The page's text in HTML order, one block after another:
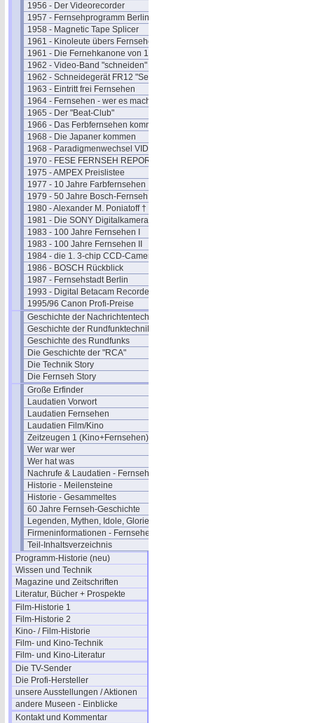
1956 - Der Videorecorder
1957 - Fernsehprogramm Berlin
1958 - Magnetic Tape Splicer
1961 - Kinoleute übers Fernsehen
1961 - Die Fernehkanone von 1936
1962 - Video-Band "schneiden"
1962 - Schneidegerät FR12 "Senior"
1963 - Eintritt frei Fernsehen
1964 - Fernsehen - wer es macht
1965 - Der "Beat-Club"
1966 - Das Ferbfernsehen kommt
1968 - Die Japaner kommen
1968 - Paradigmenwechsel VIDEO
1970 - FESE FERNSEH REPORT
1975 - AMPEX Preislistee
1977 - 10 Jahre Farbfernsehen
1979 - 50 Jahre Bosch-Fernseh
1980 - Alexander M. Poniatoff †
1981 - Die SONY Digitalkamera
1983 - 100 Jahre Fernsehen I
1983 - 100 Jahre Fernsehen II
1984 - die 1. 3-chip CCD-Camera
1986 - BOSCH Rückblick
1987 - Fernsehstadt Berlin
1993 - Digital Betacam Recorder
1995/96 Canon Profi-Preise
Geschichte der Nachrichtentechnik
Geschichte der Rundfunktechnik
Geschichte des Rundfunks
Die Geschichte der "RCA"
Die Technik Story
Die Fernseh Story
Große Erfinder
Laudatien Vorwort
Laudatien Fernsehen
Laudatien Film/Kino
Zeitzeugen 1 (Kino+Fernsehen)
Wer war wer
Wer hat was
Nachrufe & Laudatien - Fernsehen
Historie - Meilensteine
Historie - Gesammeltes
60 Jahre Fernseh-Geschichte
Legenden, Mythen, Idole, Glorie
Firmeninformationen - Fernsehen
Teil-Inhaltsverzeichnis
Programm-Historie (neu)
Wissen und Technik
Magazine und Zeitschriften
Literatur, Bücher + Prospekte
Film-Historie 1
Film-Historie 2
Kino- / Film-Historie
Film- und Kino-Technik
Film- und Kino-Literatur
Die TV-Sender
Die Profi-Hersteller
unsere Ausstellungen / Aktionen
andere Museen - Einblicke
Kontakt und Kommentar